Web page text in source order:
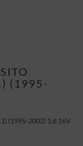
(1995-
(1995-2002) 1.6 16V